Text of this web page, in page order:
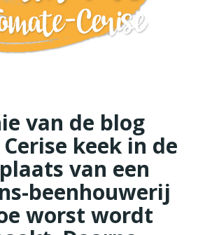
van de blog
keek in de
van een
beenhouwerij
worst wordt